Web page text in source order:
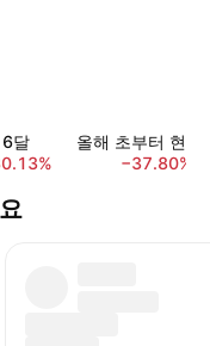
6달
올해 초부터 현재
−37.80%